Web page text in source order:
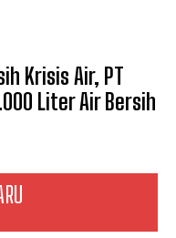
Krisis Air, PT
Liter Air Bersih